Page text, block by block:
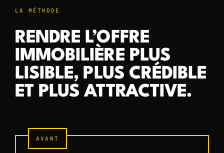
LA MÉTHODE
RENDRE L’OFFRE
IMMOBILIÈRE PLUS
LISIBLE, PLUS CRÉDIBLE
ET PLUS ATTRACTIVE.
AVANT